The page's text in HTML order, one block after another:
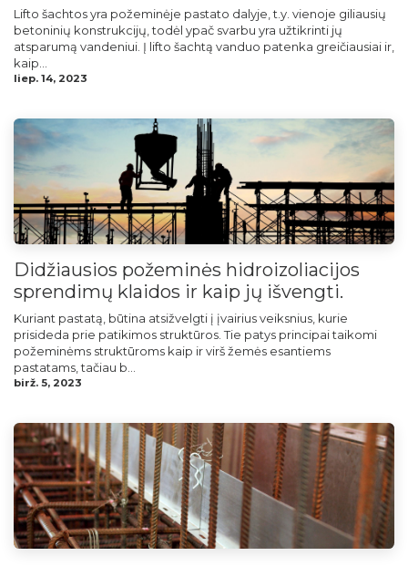
Lifto šachtos yra požeminėje pastato dalyje, t.y. vienoje giliausių
betoninių konstrukcijų, todėl ypač svarbu yra užtikrinti jų
atsparumą vandeniui. Į lifto šachtą vanduo patenka greičiausiai ir,
kaip...
liep. 14, 2023
Didžiausios požeminės hidroizoliacijos
sprendimų klaidos ir kaip jų išvengti.
Kuriant pastatą, būtina atsižvelgti į įvairius veiksnius, kurie
prisideda prie patikimos struktūros. Tie patys principai taikomi
požeminėms struktūroms kaip ir virš žemės esantiems
pastatams, tačiau b...
birž. 5, 2023